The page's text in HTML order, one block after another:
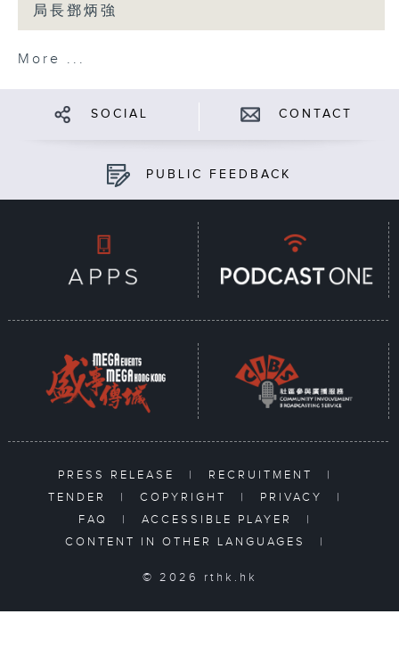
局長鄧炳強
More ...
SOCIAL CONTACT
PUBLIC FEEDBACK
PRESS RELEASE | RECRUITMENT
|
TENDER
| COPYRIGHT | PRIVACY
|
FAQ
| ACCESSIBLE PLAYER
|
CONTENT IN OTHER LANGUAGES
|
© 2026 rthk.hk